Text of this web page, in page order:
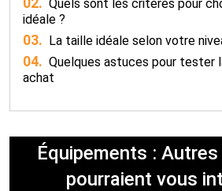
Quels sont les critères pour
idéale ?
03. La taille idéale selon votre
04. Quelques astuces pour tester
achat
Équipements :
pourraient vous